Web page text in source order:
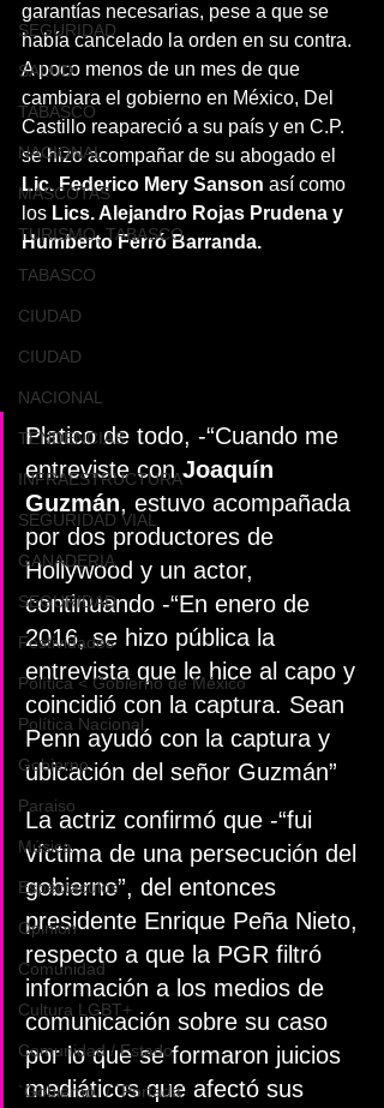
SEGURIDAD
SALUD
TABASCO
NACIONAL
MASCOTAS
TURISMO, TABASCO
TABASCO
CIUDAD
CIUDAD
NACIONAL
TENDENCIAS
INFRAESTRUCTURA
SEGURIDAD VIAL
GANADERIA
SEGURIDAD
Festividades
Política < Gobierno de México
Política Nacional
Gobierno
Paraiso
Música
Espéctaculos
Opinión
Comunidad
Cultura LGBT+
Comunidad / Estado
`Gobierno` / `Portada`
garantías necesarias, pese a que se
había cancelado la orden en su contra.
A poco menos de un mes de que
cambiara el gobierno en México, Del
Castillo reapareció a su país y en C.P.
se hizo acompañar de su abogado el
Lic. Federico Mery Sanson así como
los Lics. Alejandro Rojas Prudena y
Humberto Ferró Barranda.
Platico de todo, -“Cuando me
entreviste con Joaquín
Guzmán, estuvo acompañada
por dos productores de
Hollywood y un actor,
continuando -“En enero de
2016, se hizo pública la
entrevista que le hice al capo y
coincidió con la captura. Sean
Penn ayudó con la captura y
ubicación del señor Guzmán”
La actriz confirmó que -“fui
víctima de una persecución del
gobierno”, del entonces
presidente Enrique Peña Nieto,
respecto a que la PGR filtró
información a los medios de
comunicación sobre su caso
por lo que se formaron juicios
mediáticos que afectó sus